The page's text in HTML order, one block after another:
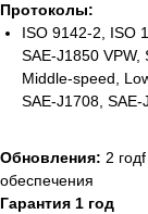
Протоколы:
ISO 9142‑2, ISO
SAE‑J1850 VPW,
Middle‑speed,
SAE‑J1708,
Обновления: 2
обеспечения
Гарантия 1 год